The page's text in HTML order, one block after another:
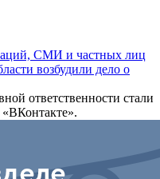
СМИ и частных лиц
возбудили дело о
ответственности стали